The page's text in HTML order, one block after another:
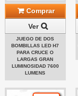
Comprar
Ver
JUEGO DE DOS
BOMBILLAS LED H7
PARA CRUCE O
LARGAS GRAN
LUMINOSIDAD 7600
LUMENS